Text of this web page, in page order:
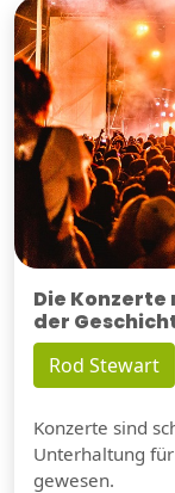
Die
der
Rod Stewart
Konzerte sind
Unterhaltung
gewesen.